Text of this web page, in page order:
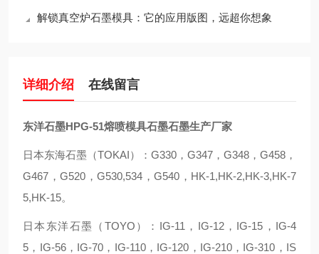
解锁真空炉石墨模具：它的应用版图，远超你想象
详细介绍 在线留言
东洋石墨HPG-51熔喷模具石墨石墨生产厂家
日本东海石墨（TOKAI）：G330，G347，G348，G458，
G467，G520，G530,534，G540，HK-1,HK-2,HK-3,HK-7
5,HK-15。
日本东洋石墨（TOYO）：IG-11，IG-12，IG-15，IG-4
5，IG-56，IG-70，IG-110，IG-120，IG-210，IG-310，IS